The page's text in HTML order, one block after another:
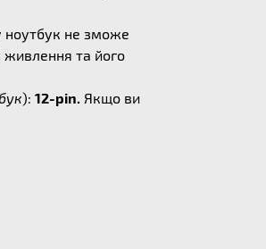
не зможе
живлення та його
): 12-pin. Якщо ви